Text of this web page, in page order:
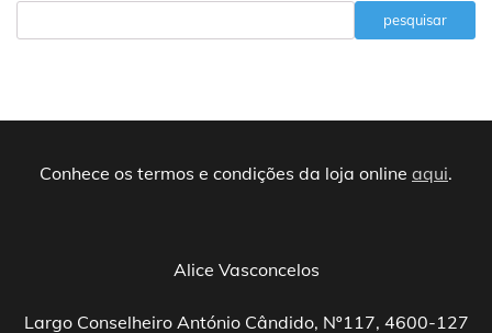
pesquisar
Conhece os termos e condições da loja online aqui.
Alice Vasconcelos
Largo Conselheiro António Cândido, Nº117, 4600-127